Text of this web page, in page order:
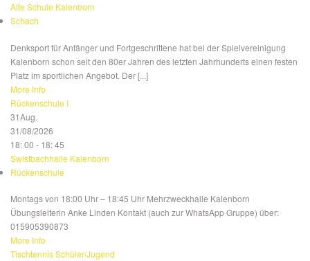
Alte Schule Kalenborn
Schach
Denksport für Anfänger und Fortgeschrittene hat bei der Spielvereinigung
Kalenborn schon seit den 80er Jahren des letzten Jahrhunderts einen festen
Platz im sportlichen Angebot. Der [...]
More Info
Rückenschule I
31Aug.
31/08/2026
18: 00 - 18: 45
Swistbachhalle Kalenborn
Rückenschule
Montags von 18:00 Uhr – 18:45 Uhr Mehrzweckhalle Kalenborn
Übungsleiterin Anke Linden Kontakt (auch zur WhatsApp Gruppe) über:
015905390873
More Info
Tischtennis Schüler/Jugend